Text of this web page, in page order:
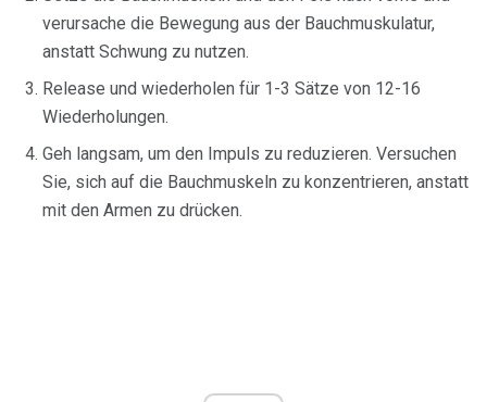
verursache die Bewegung aus der Bauchmuskulatur,
anstatt Schwung zu nutzen.
Release und wiederholen für 1-3 Sätze von 12-16
Wiederholungen.
Geh langsam, um den Impuls zu reduzieren. Versuchen
Sie, sich auf die Bauchmuskeln zu konzentrieren, anstatt
mit den Armen zu drücken.